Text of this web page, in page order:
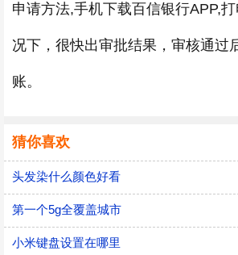
申请方法,手机下载百信银行APP,
况下，很快出审批结果，审核通过
账。
猜你喜欢
头发染什么颜色好看
第一个5g全覆盖城市
小米键盘设置在哪里